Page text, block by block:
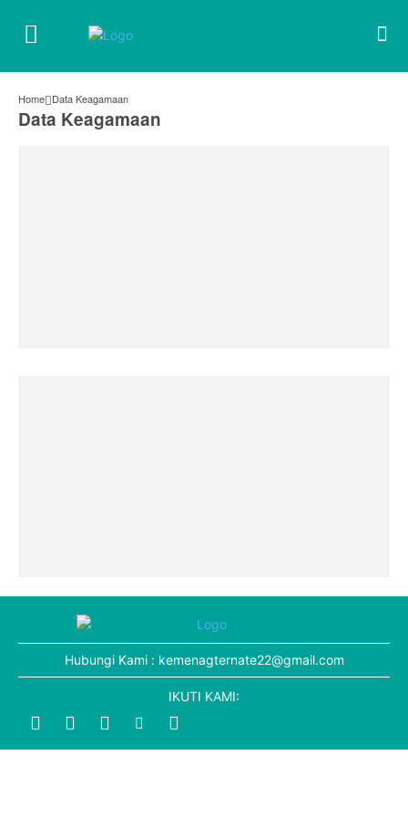
Home Data Keagamaan
Data Keagamaan
Hubungi Kami : kemenagternate22@gmail.com
IKUTI KAMI: